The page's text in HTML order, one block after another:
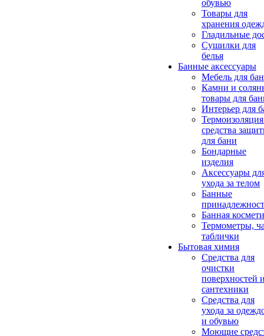
обувью
Товары для
хранения
Гладильные
Сушилки для
белья
Банные аксессуары
Мебель для
Камни и
товары для
Интерьер для
средства
для бани
Бондарные
изделия
Аксеcсуары
ухода за телом
Банные
Банная
Термометры,
таблички
Бытовая химия
Средства для
очистки
поверхностей
сантехники
Средства для
ухода за
и обувью
Моющие